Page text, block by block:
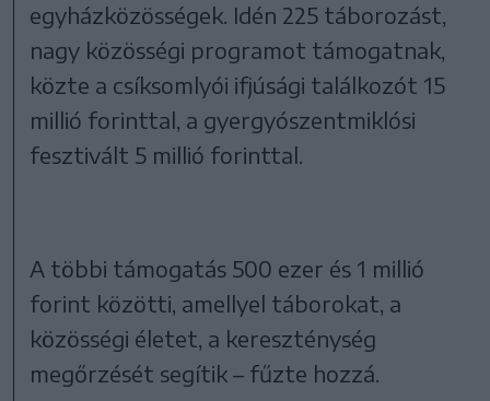
egyházközösségek. Idén 225 táborozást,
nagy közösségi programot támogatnak,
közte a csíksomlyói ifjúsági találkozót 15
millió forinttal, a gyergyószentmiklósi
fesztivált 5 millió forinttal.
A többi támogatás 500 ezer és 1 millió
forint közötti, amellyel táborokat, a
közösségi életet, a kereszténység
megőrzését segítik – fűzte hozzá.